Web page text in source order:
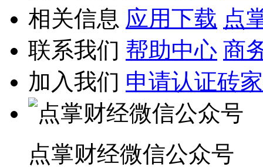
相关信息 应用下载 点
联系我们 帮助中心 商
加入我们 申请认证砖家
点掌财经微信公众号